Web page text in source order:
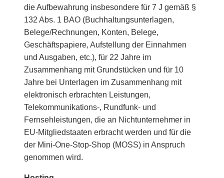
die Aufbewahrung insbesondere für 7 J gemäß §
132 Abs. 1 BAO (Buchhaltungsunterlagen,
Belege/Rechnungen, Konten, Belege,
Geschäftspapiere, Aufstellung der Einnahmen
und Ausgaben, etc.), für 22 Jahre im
Zusammenhang mit Grundstücken und für 10
Jahre bei Unterlagen im Zusammenhang mit
elektronisch erbrachten Leistungen,
Telekommunikations-, Rundfunk- und
Fernsehleistungen, die an Nichtunternehmer in
EU-Mitgliedstaaten erbracht werden und für die
der Mini-One-Stop-Shop (MOSS) in Anspruch
genommen wird.